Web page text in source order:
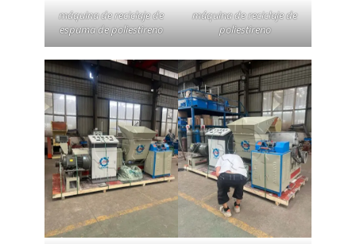
máquina de reciclaje de
espuma de poliestireno
máquina de reciclaje de
poliestireno